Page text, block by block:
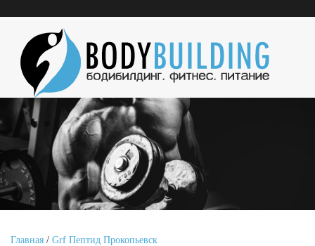
Главная / Grf Пептид Прокопьевск